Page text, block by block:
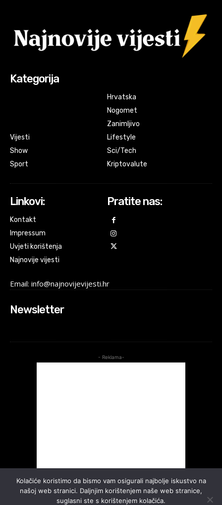
Kategorija
Vijesti
Show
Sport
Hrvatska
Nogomet
Zanimljivo
Lifestyle
Sci/Tech
Kriptovalute
Linkovi:
Kontakt
Impressum
Uvjeti korištenja
Najnovije vijesti
Pratite nas:
Email: info@najnovijevijesti.hr
Newsletter
- Reklama-
Kolačiće koristimo da bismo vam osigurali najbolje iskustvo na
našoj web stranici. Daljnjim korištenjem naše web stranice,
suglasni ste s korištenjem kolačića.